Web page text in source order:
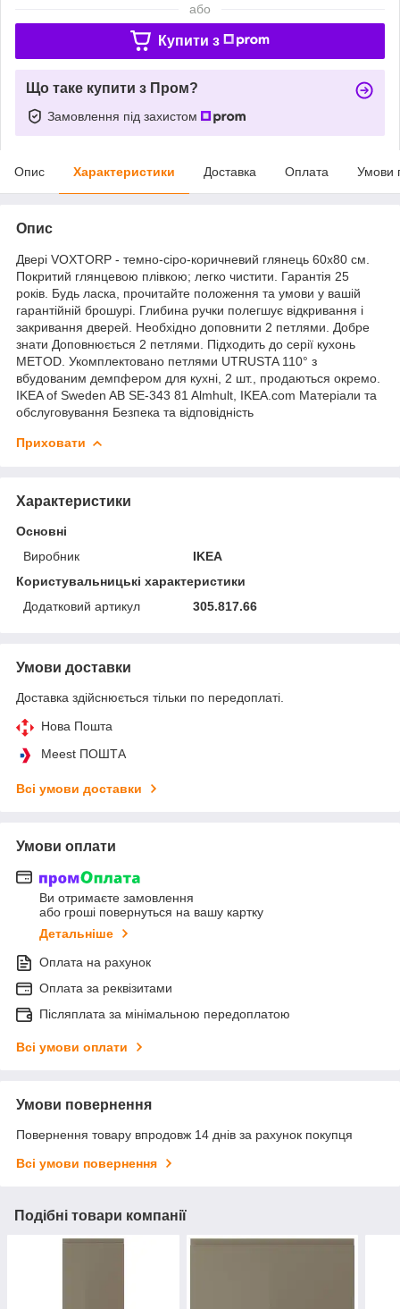
або
Купити з
Що таке купити з Пром?
Замовлення під захистом
Опис Характеристики Доставка Оплата Умови
Опис
Двері VOXTORP - темно-сіро-коричневий глянець 60х80 см.
Покритий глянцевою плівкою; легко чистити. Гарантія 25
років. Будь ласка, прочитайте положення та умови у вашій
гарантійній брошурі. Глибина ручки полегшує відкривання і
закривання дверей. Необхідно доповнити 2 петлями. Добре
знати Доповнюється 2 петлями. Підходить до серії кухонь
METOD. Укомплектовано петлями UTRUSTA 110° з
вбудованим демпфером для кухні, 2 шт., продаються окремо.
IKEA of Sweden AB SE-343 81 Almhult, IKEA.com Матеріали та
обслуговування Безпека та відповідність
Приховати
Характеристики
Основні
Виробник
IKEA
Користувальницькі характеристики
Додатковий артикул
305.817.66
Умови доставки
Доставка здійснюється тільки по передоплаті.
Нова Пошта
Meest ПОШТА
Всі умови доставки
Умови оплати
Ви отримаєте замовлення
або гроші повернуться на вашу картку
Детальніше
Оплата на рахунок
Оплата за реквізитами
Післяплата за мінімальною передоплатою
Всі умови оплати
Умови повернення
Повернення товару впродовж 14 днів за рахунок покупця
Всі умови повернення
Подібні товари компанії